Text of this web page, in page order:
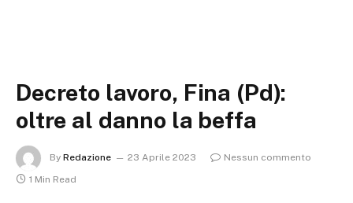
Decreto lavoro, Fina (Pd):
oltre al danno la beffa
By Redazione 23 Aprile 2023
Nessun commento
1 Min Read